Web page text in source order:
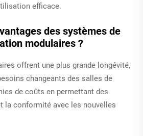
efficace.
des systèmes de
modulaires ?
offrent une plus grande longévité,
changeants des salles de
de coûts en permettant des
la conformité avec les nouvelles